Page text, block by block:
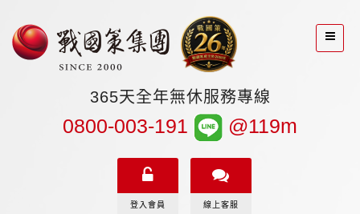
365天全年無休服務專線
0800-003-191 @119m
登入會員 線上客服